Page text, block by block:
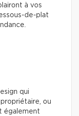
à vos
de-plat
qui
ou
également